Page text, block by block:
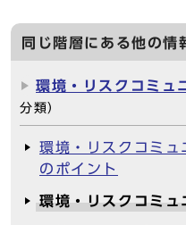
同じ階層にある他の情
環境・リスクコミュ
分類）
環境・リスクコミュ
のポイント
環境・リスクコミ